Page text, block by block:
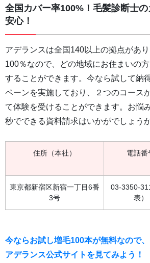
全国カバー率100%！毛髪診断士
安心！
アデランスは全国140以上の拠点があ
100％なので、どの地域にお住まいの
することができます。今なら試して納
ペーンを実施しており、２つのコース
て体験を受けることができます。お悩
秒でできる資料請求はいかがでしょうか
住所（本社） 電話番
東京都新宿区新宿一丁目6番
3号
03-3350-
表）
今ならお試し増毛100本が無料なので
アデランス公式サイトを見てみよう！